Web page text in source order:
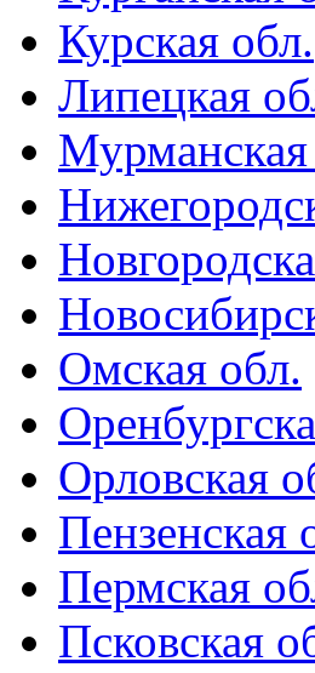
Курская обл.
Липецкая
Мурманская
Омская обл.
Орловская
Пензенская
Пермская
Псковская